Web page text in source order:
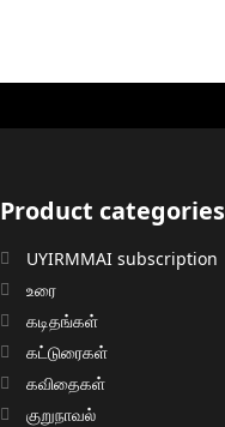
Product categories
UYIRMMAI subscription
உரை
கடிதங்கள்
கட்டுரைகள்
கவிதைகள்
குறுநாவல்